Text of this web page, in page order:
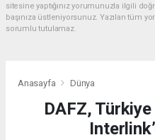
sitesine yaptığınız yorumunuzla ilgili
başınıza üstleniyorsunuz. Yazılan tüm
sorumlu tutulamaz.
Anasayfa Dünya
DAFZ, Türkiye